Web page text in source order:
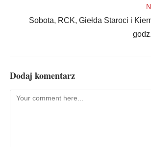
Sobota, RCK, Giełda Staroci i
Dodaj komentarz